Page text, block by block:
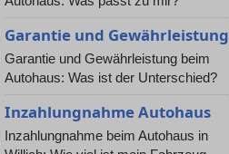
Garantie und Gewährleistung
Garantie und Gewährleistung beim
Autohaus: Was ist der Unterschied?
Inzahlungnahme Autohaus
Inzahlungnahme beim Autohaus in